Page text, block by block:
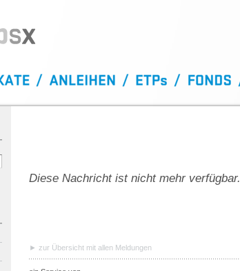
Diese Nachricht ist nicht mehr verfügbar.
zur Übersicht mit allen Meldungen